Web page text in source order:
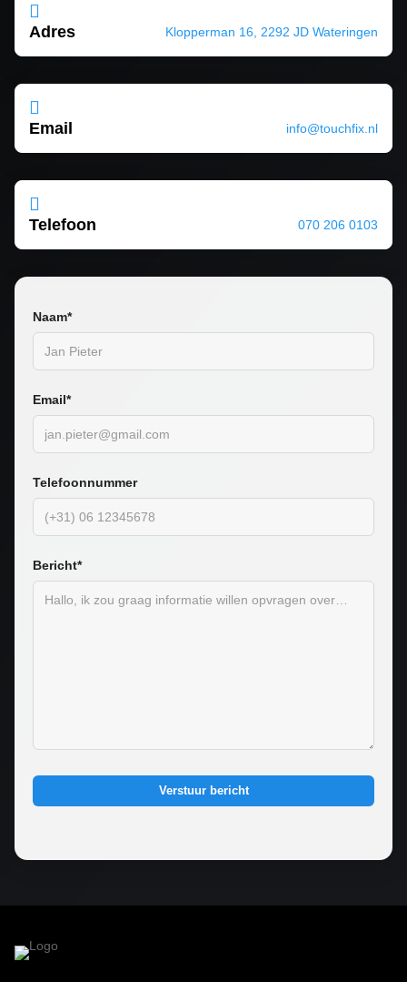
Naam*
Email*
Telefoonnummer
Bericht*
Verstuur bericht

Adres Klopperman 16, 2292 JD Wateringen

Email info@touchfix.nl

Telefoon 070 206 0103